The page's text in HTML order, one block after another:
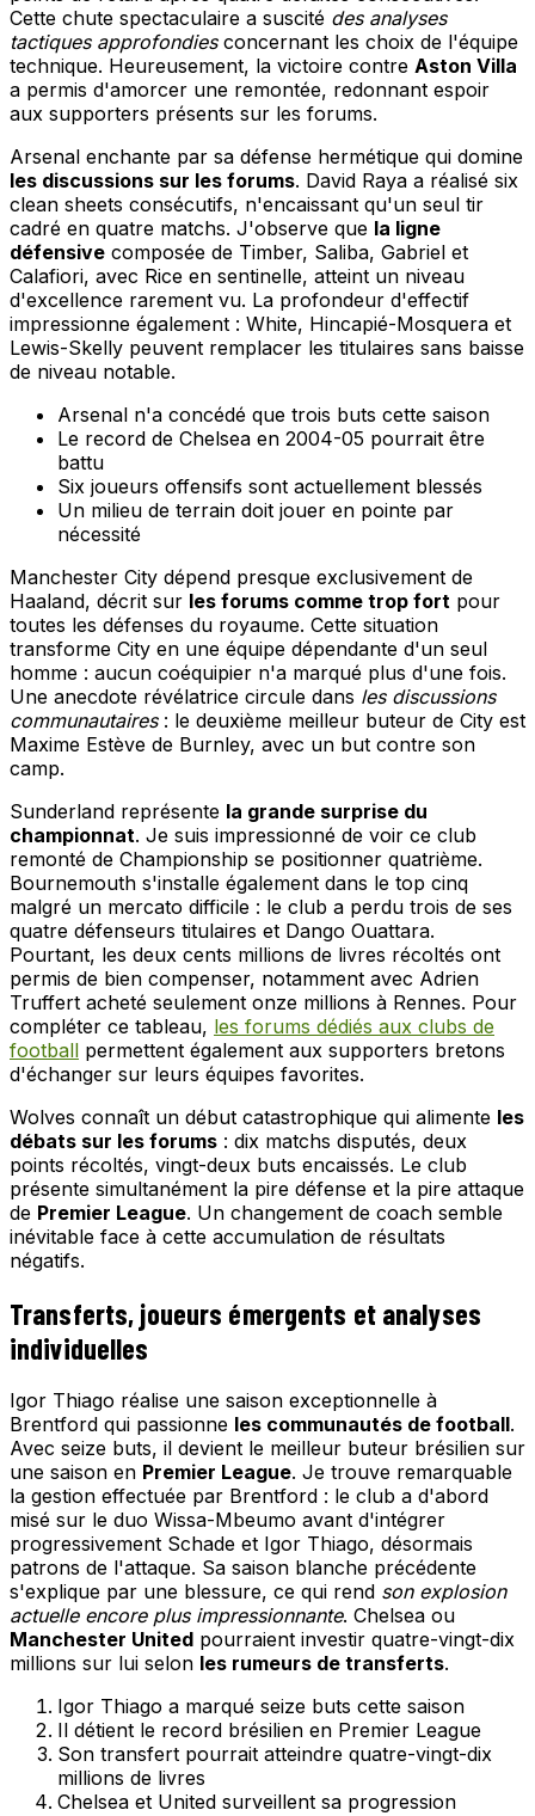
Cette chute spectaculaire a suscité des analyses
tactiques approfondiesconcernant les choix de l'équipe
technique. Heureusement, la victoire contre Aston Villa
a permis d'amorcer une remontée, redonnant espoir
aux supporters présents sur les forums.
Arsenal enchante par sa défense hermétique qui domine
les discussions sur les forums. David Raya a réalisé six
clean sheets consécutifs, n'encaissant qu'un seul tir
cadré en quatre matchs. J'observe que la ligne
défensive composée de Timber, Saliba, Gabriel et
Calafiori, avec Rice en sentinelle, atteint un niveau
d'excellence rarement vu. La profondeur d'effectif
impressionne également : White, Hincapié-Mosquera et
Lewis-Skelly peuvent remplacer les titulaires sans baisse
de niveau notable.
Arsenal n'a concédé que trois buts cette saison
Le record de Chelsea en 2004-05 pourrait être
battu
Six joueurs offensifs sont actuellement blessés
Un milieu de terrain doit jouer en pointe par
nécessité
Manchester City dépend presque exclusivement de
Haaland, décrit sur les forums comme trop fort pour
toutes les défenses du royaume. Cette situation
transforme City en une équipe dépendante d'un seul
homme : aucun coéquipier n'a marqué plus d'une fois.
Une anecdote révélatrice circule dans les discussions
communautaires: le deuxième meilleur buteur de City est
Maxime Estève de Burnley, avec un but contre son
camp.
Sunderland représente la grande surprise du
championnat. Je suis impressionné de voir ce club
remonté de Championship se positionner quatrième.
Bournemouth s'installe également dans le top cinq
malgré un mercato difficile : le club a perdu trois de ses
quatre défenseurs titulaires et Dango Ouattara.
Pourtant, les deux cents millions de livres récoltés ont
permis de bien compenser, notamment avec Adrien
Truffert acheté seulement onze millions à Rennes. Pour
compléter ce tableau, les forums dédiés aux clubs de
football permettent également aux supporters bretons
d'échanger sur leurs équipes favorites.
Wolves connaît un début catastrophique qui alimente les
débats sur les forums : dix matchs disputés, deux
points récoltés, vingt-deux buts encaissés. Le club
présente simultanément la pire défense et la pire attaque
de Premier League. Un changement de coach semble
inévitable face à cette accumulation de résultats
négatifs.
Transferts, joueurs émergents et analyses
individuelles
Igor Thiago réalise une saison exceptionnelle à
Brentford qui passionne les communautés de football.
Avec seize buts, il devient le meilleur buteur brésilien sur
une saison en Premier League. Je trouve remarquable
la gestion effectuée par Brentford : le club a d'abord
misé sur le duo Wissa-Mbeumo avant d'intégrer
progressivement Schade et Igor Thiago, désormais
patrons de l'attaque. Sa saison blanche précédente
s'explique par une blessure, ce qui rend son explosion
actuelle encore plus impressionnante. Chelsea ou
Manchester United pourraient investir quatre-vingt-dix
millions sur lui selon les rumeurs de transferts.
Igor Thiago a marqué seize buts cette saison
Il détient le record brésilien en Premier League
Son transfert pourrait atteindre quatre-vingt-dix
millions de livres
Chelsea et United surveillent sa progression